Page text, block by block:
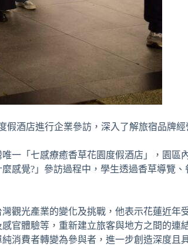
酒店進行企業參訪，深入了解旅宿品牌經
一「七感療癒香草花園度假酒店」，園區
感覺?」參訪過程中，學生透過香草導覽
觀光產業的變化及挑戰，他表示花蓮近年
官體驗等，重新建立旅客與地方之間的連
消費者轉變為參與者，進一步創造深度且